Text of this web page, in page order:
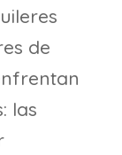
de
las